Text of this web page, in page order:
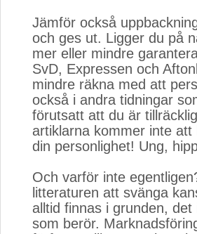
Jämför också
och ges ut. Ligger du på
mer eller mindre
SvD, Expressen och
mindre räkna med att
också i andra tidningar
förutsatt att du är
artiklarna kommer inte
din personlighet! Ung,
Och varför inte
litteraturen att svänga
alltid finnas i grunden,
som berör.